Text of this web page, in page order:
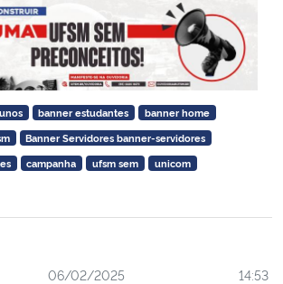
banner estudantes
banner home
Banner Servidores banner-servidores
campanha ufsm sem unicom
06/02/2025 14:53